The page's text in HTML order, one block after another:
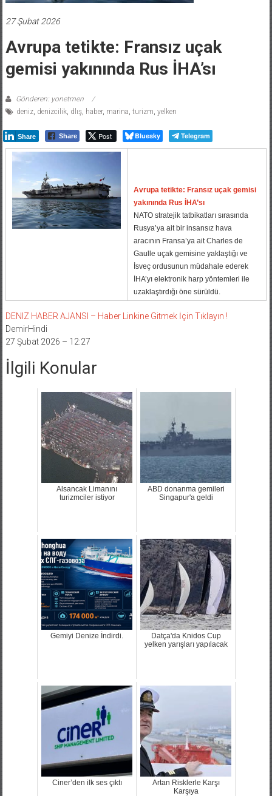
27 Şubat 2026
Avrupa tetikte: Fransız uçak
gemisi yakınında Rus İHA’sı
Gönderen: yonetmen
deniz, denizcilik, dlış, haber, marina, turizm, yelken
Share Share Post Bluesky Telegram
Avrupa tetikte: Fransız uçak gemisi
yakınında Rus İHA’sı
NATO stratejik tatbikatları sırasında
Rusya’ya ait bir insansız hava
aracının Fransa’ya ait Charles de
Gaulle uçak gemisine yaklaştığı ve
İsveç ordusunun müdahale ederek
İHA’yı elektronik harp yöntemleri ile
uzaklaştırdığı öne sürüldü.
DENIZ HABER AJANSI – Haber Linkine Gitmek İçin Tıklayın !
DemirHindi
27 Şubat 2026 – 12:27
İlgili Konular
Alsancak Limanını
turizmciler istiyor
ABD donanma gemileri
Singapur'a geldi
Gemiyi Denize İndirdi.
Datça'da Knidos Cup
yelken yarışları yapılacak
Ciner’den ilk ses çıktı
Artan Risklerle Karşı
Karşıya